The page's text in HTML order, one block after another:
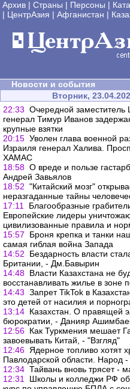
Архив | Страны | Персоны |
| ЦентрАзия | Афганистан |
Новости и события
Вторник,
22:33 Очередной заместитель
генерал Тимур Иванов
крупные взятки
20:15 Уволен глава военной
Израиля генерал Халива.
ХАМАС
18:58 О вреде и пользе
Андрей Завьялов
18:52 "Китайский мозг"
неразгаданные тайны
17:11
Благообразные
Европейские лидеры
цивилизованные правила и
15:57
Броня крепка и танки
самая гиблая война Запада
14:52
Бездарность власти
Британии, - Дм.Бавырин
14:48 Власти Казахстана не
восстанавливать жилье в зоне
14:43 Запрет TikTok в
это детей от насилия и
13:14 Казахстан. О правящей
бюрократии, - Данияр
12:56 Как Туркмения мешает
завоевывать Китай, - "Взгляд"
12:46 Ядерное топливо хотят
Павлодарской области. Народ -
12:34 Тайвань вновь трясет -
12:31
Школы и колледжи РФ